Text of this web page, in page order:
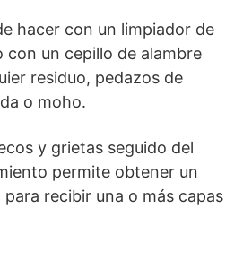
hacer con un limpiador de
con un cepillo de alambre
residuo, pedazos de
o moho.
y grietas seguido del
permite obtener un
recibir una o más capas